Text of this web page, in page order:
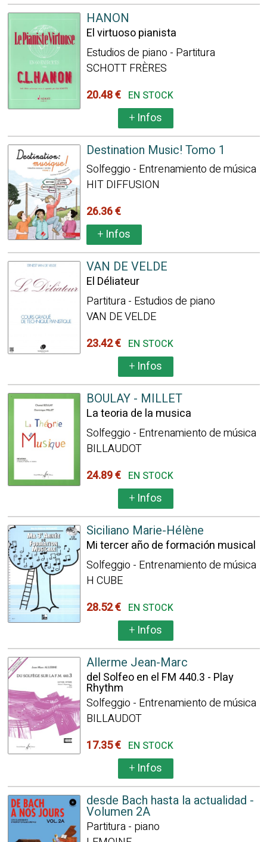
HANON
El virtuoso pianista
Estudios de piano - Partitura
SCHOTT FRÈRES
20.48 € EN STOCK
+Infos
Destination Music! Tomo 1
Solfeggio - Entrenamiento de música
HIT DIFFUSION
26.36 €
+Infos
VAN DE VELDE
El Déliateur
Partitura - Estudios de piano
VAN DE VELDE
23.42 € EN STOCK
+Infos
BOULAY - MILLET
La teoria de la musica
Solfeggio - Entrenamiento de música
BILLAUDOT
24.89 € EN STOCK
+Infos
Siciliano Marie-Hélène
Mi tercer año de formación musical
Solfeggio - Entrenamiento de música
H CUBE
28.52 € EN STOCK
+Infos
Allerme Jean-Marc
del Solfeo en el FM 440.3 - Play
Rhythm
Solfeggio - Entrenamiento de música
BILLAUDOT
17.35 € EN STOCK
+Infos
desde Bach hasta la actualidad -
Volumen 2A
Partitura - piano